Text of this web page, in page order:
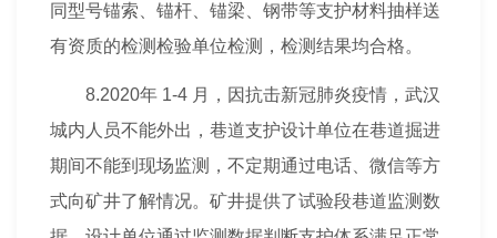
同型号锚索、锚杆、锚梁、钢带等支护材料抽样送
有资质的检测检验单位检测，检测结果均合格。
8.2020年 1-4 月，因抗击新冠肺炎疫情，武汉
城内人员不能外出，巷道支护设计单位在巷道掘进
期间不能到现场监测，不定期通过电话、微信等方
式向矿井了解情况。矿井提供了试验段巷道监测数